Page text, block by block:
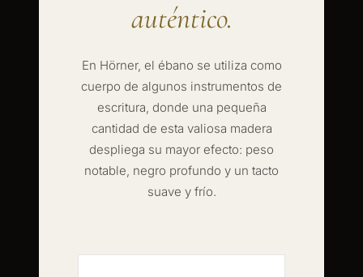
auténtico.
En Hörner, el ébano se utiliza como
cuerpo de algunos instrumentos de
escritura, donde una pequeña
cantidad de esta valiosa madera
despliega su mayor efecto: peso
notable, negro profundo y un tacto
suave y frío.